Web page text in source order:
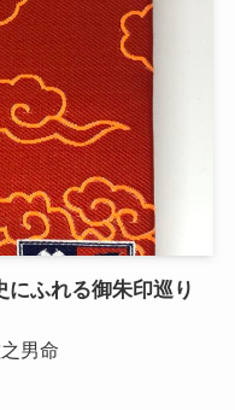
ふれる御朱印巡り
男命